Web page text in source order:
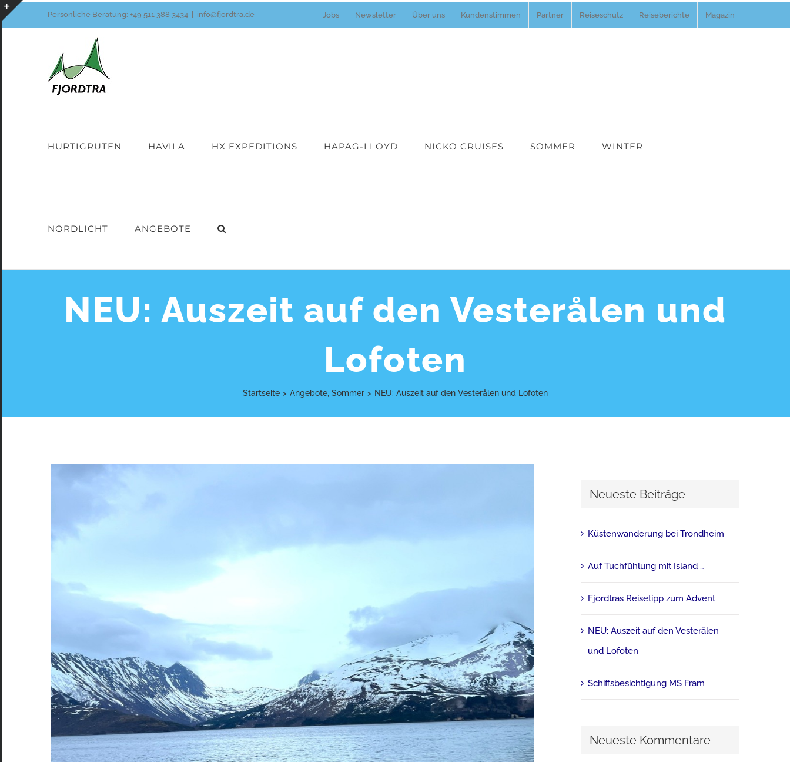
Zum
Inhalt
Persönliche Beratung:+49 511 388 3434 info@fjordtra.de Jobs Newsletter Über uns Kundenstimmen Partner Reiseschutz Reiseberichte Magazin
HURTIGRUTEN HAVILA HX EXPEDITIONS HAPAG-LLOYD NICKO CRUISES SOMMER WINTER
NORDLICHT ANGEBOTE
NEU: Auszeit auf den Vesterålen und
Lofoten
Startseite > Angebote, Sommer > NEU: Auszeit auf den Vesterålen und Lofoten
Neueste Beiträge
Küstenwanderung bei Trondheim
Auf Tuchfühlung mit Island …
Fjordtras Reisetipp zum Advent
NEU: Auszeit auf den Vesterålen
und Lofoten
Schiffsbesichtigung MS Fram
Neueste Kommentare
Toggle